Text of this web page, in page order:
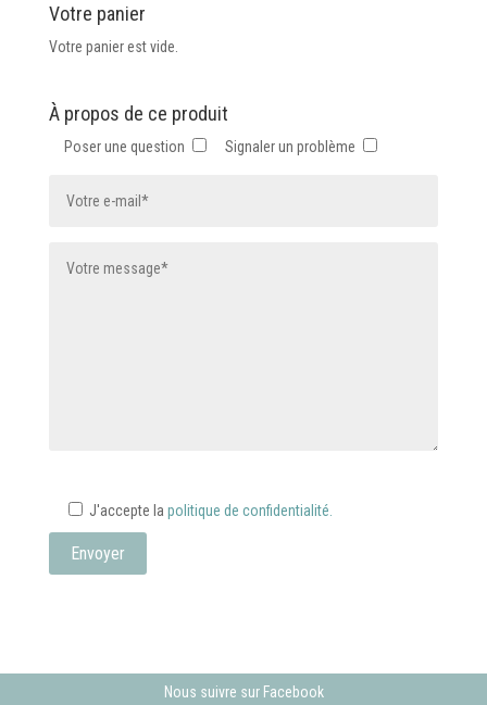
la
Votre panier
Votre panier est vide.
À propos de ce produit
Poser une question Signaler un problème
J'accepte la politique de confidentialité.
Nous suivre sur Facebook